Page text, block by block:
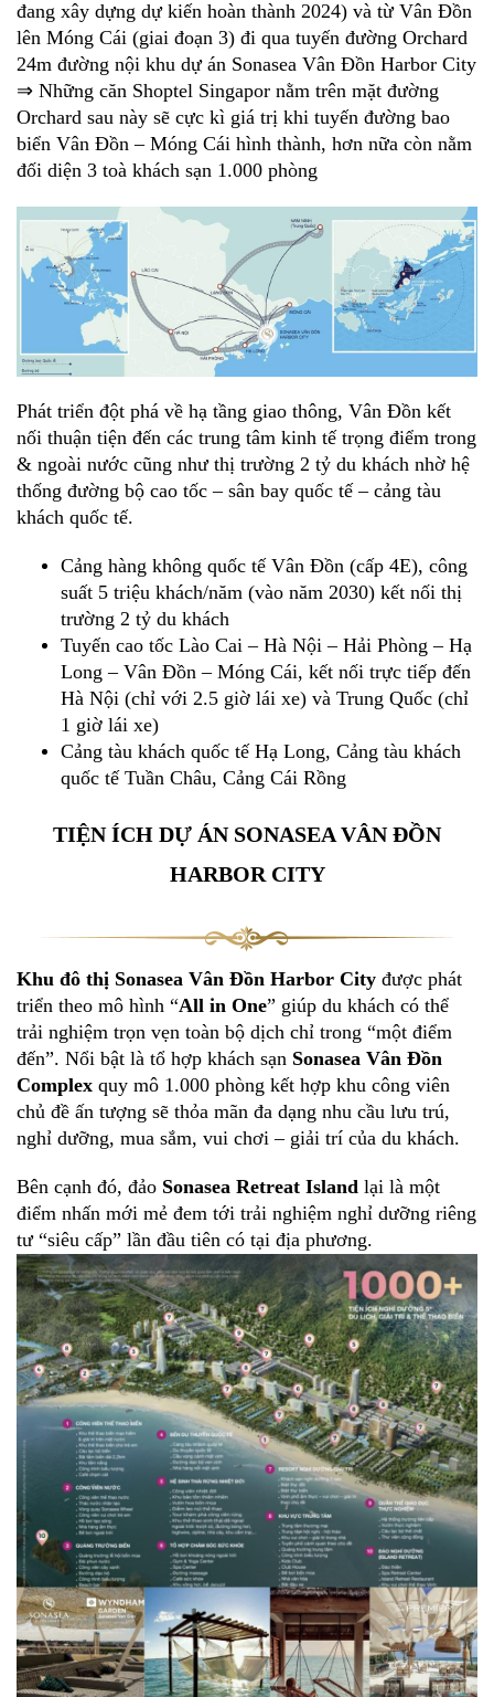
đang xây dựng dự kiến hoàn thành 2024) và từ Vân Đồn
lên Móng Cái (giai đoạn 3) đi qua tuyến đường Orchard
24m đường nội khu dự án Sonasea Vân Đồn Harbor City
⇒ Những căn Shoptel Singapor nằm trên mặt đường
Orchard sau này sẽ cực kì giá trị khi tuyến đường bao
biển Vân Đồn – Móng Cái hình thành, hơn nữa còn nằm
đối diện 3 toà khách sạn 1.000 phòng
Phát triển đột phá về hạ tầng giao thông, Vân Đồn kết
nối thuận tiện đến các trung tâm kinh tế trọng điểm trong
& ngoài nước cũng như thị trường 2 tỷ du khách nhờ hệ
thống đường bộ cao tốc – sân bay quốc tế – cảng tàu
khách quốc tế.
Cảng hàng không quốc tế Vân Đồn (cấp 4E), công
suất 5 triệu khách/năm (vào năm 2030) kết nối thị
trường 2 tỷ du khách
Tuyến cao tốc Lào Cai – Hà Nội – Hải Phòng – Hạ
Long – Vân Đồn – Móng Cái, kết nối trực tiếp đến
Hà Nội (chỉ với 2.5 giờ lái xe) và Trung Quốc (chỉ
1 giờ lái xe)
Cảng tàu khách quốc tế Hạ Long, Cảng tàu khách
quốc tế Tuần Châu, Cảng Cái Rồng
TIỆN ÍCH DỰ ÁN SONASEA VÂN ĐỒN
HARBOR CITY
Khu đô thị Sonasea Vân Đồn Harbor City được phát
triển theo mô hình “All in One” giúp du khách có thể
trải nghiệm trọn vẹn toàn bộ dịch chỉ trong “một điểm
đến”. Nổi bật là tổ hợp khách sạn Sonasea Vân Đồn
Complex quy mô 1.000 phòng kết hợp khu công viên
chủ đề ấn tượng sẽ thỏa mãn đa dạng nhu cầu lưu trú,
nghỉ dưỡng, mua sắm, vui chơi – giải trí của du khách.
Bên cạnh đó, đảo Sonasea Retreat Island lại là một
điểm nhấn mới mẻ đem tới trải nghiệm nghỉ dưỡng riêng
tư “siêu cấp” lần đầu tiên có tại địa phương.